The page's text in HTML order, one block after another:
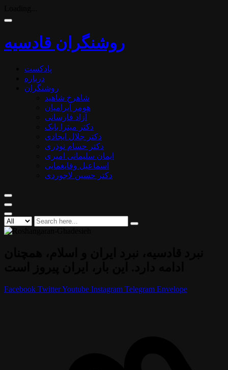
روشنگران قادسیه
پادکست
درباره
روشنگران
شاهرخ شاهید
هومر آبرامیان
آزاد فارسانی
دکتر میترا بابک
دکتر جلال ایجادی
دکتر حسام نوذری
ایمان سلیمانی امیری
اسماعیل وفایغمایی
دکتر حسین لاجوردی
Facebook TwitterYoutube Instagram Telegram Envelope